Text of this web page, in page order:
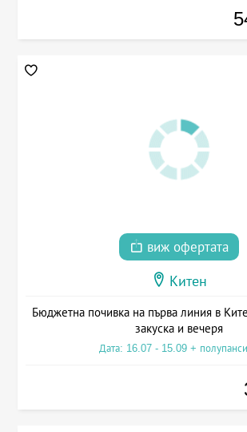
виж офертата
Китен
Бюджетна почивка на първа линия в
закуска и вечеря
Дата: 16.07 - 15.09 +